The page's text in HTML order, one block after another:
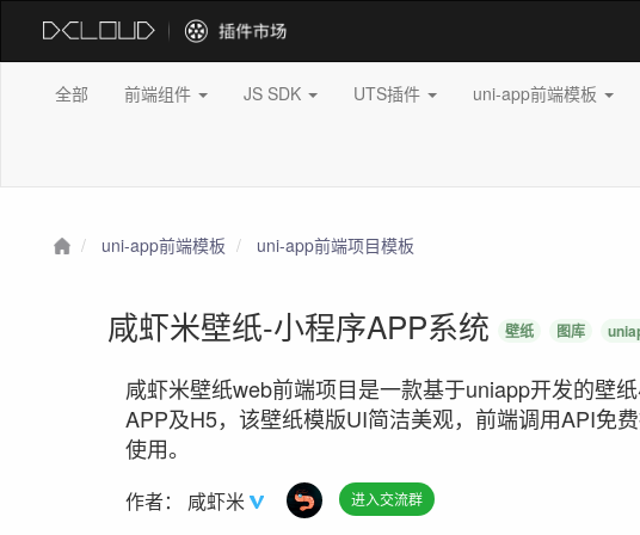
全部 前端组件 JS SDK UTS插件 uni-app前端模板
uni-app前端模板 uni-app前端项目模板
咸虾米壁纸-小程序APP系统 壁纸 图库
咸虾米壁纸web前端项目是一款基于uniapp开发的壁
APP及H5，该壁纸模版UI简洁美观，前端调用API免
使用。
作者： 咸虾米 进入交流群